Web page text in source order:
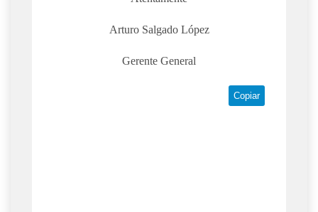
Arturo Salgado López
Gerente General
Copiar